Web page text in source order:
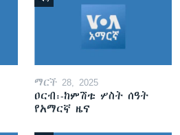
ማርች 28, 2025
ዐርብ፡-ከምሽቱ ሦስት ሰዓት
የአማርኛ ዜና